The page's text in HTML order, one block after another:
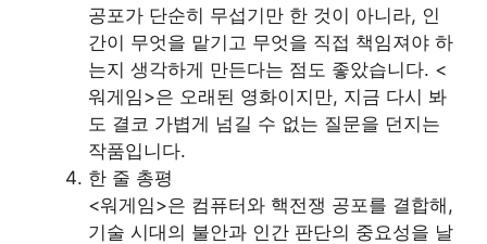
공포가 단순히 무섭기만 한 것이 아니라, 인
간이 무엇을 맡기고 무엇을 직접 책임져야 하
는지 생각하게 만든다는 점도 좋았습니다. <
워게임>은 오래된 영화이지만, 지금 다시 봐
도 결코 가볍게 넘길 수 없는 질문을 던지는
작품입니다.
한 줄 총평
<워게임>은 컴퓨터와 핵전쟁 공포를 결합해,
기술 시대의 불안과 인간 판단의 중요성을 날